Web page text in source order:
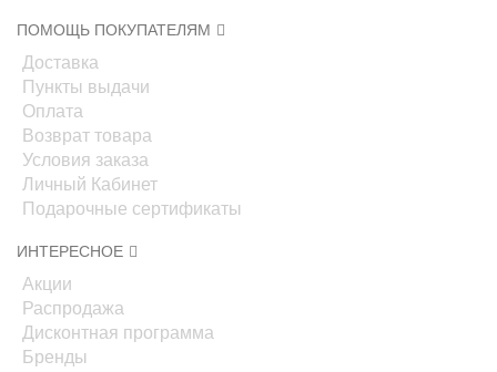
ПОМОЩЬ ПОКУПАТЕЛЯМ
Доставка
Пункты выдачи
Оплата
Возврат товара
Условия заказа
Личный Кабинет
Подарочные сертификаты
ИНТЕРЕСНОЕ
Акции
Распродажа
Дисконтная программа
Бренды